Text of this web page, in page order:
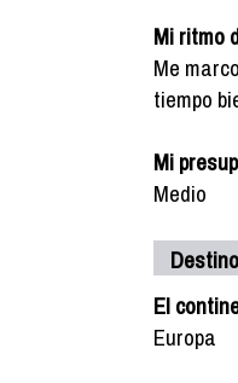
Mi ritmo
Me
tiempo
Mi
Medio
El
Europa